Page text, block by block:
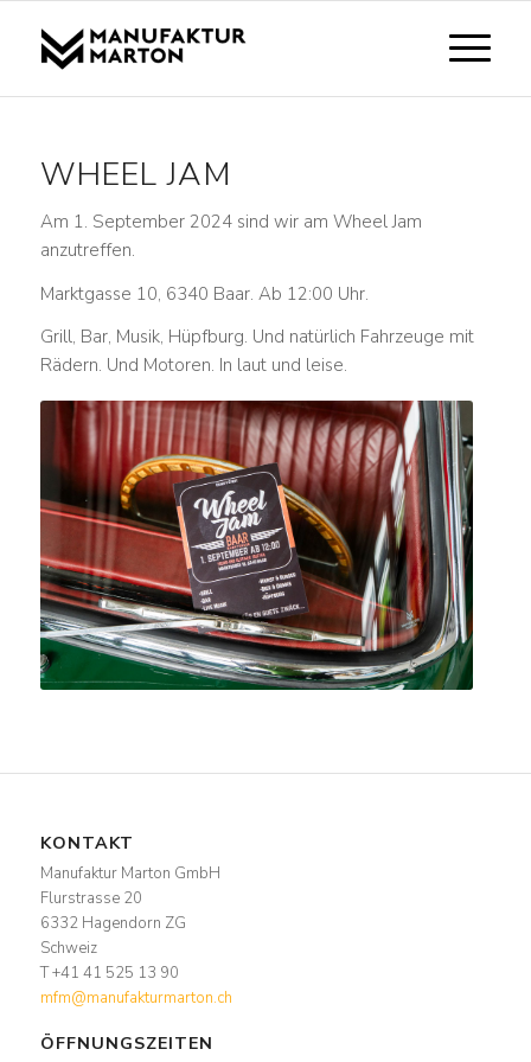
WHEEL JAM
Am 1. September 2024 sind wir am Wheel Jam
anzutreffen.
Marktgasse 10, 6340 Baar. Ab 12:00 Uhr.
Grill, Bar, Musik, Hüpfburg. Und natürlich Fahrzeuge mit
Rädern. Und Motoren. In laut und leise.
KONTAKT
Manufaktur Marton GmbH
Flurstrasse 20
6332 Hagendorn ZG
Schweiz
T +41 41 525 13 90
mfm@manufakturmarton.ch
ÖFFNUNGSZEITEN